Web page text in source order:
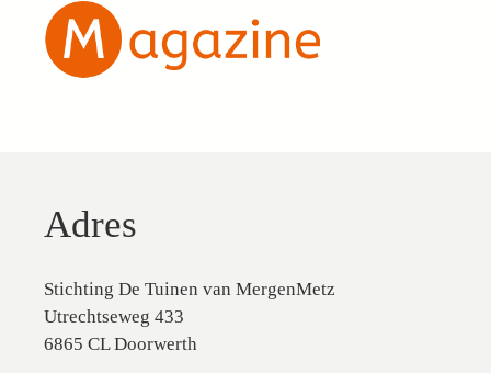
Adres
Stichting De Tuinen van MergenMetz
Utrechtseweg 433
6865 CL Doorwerth